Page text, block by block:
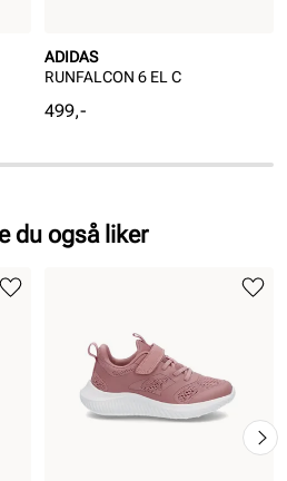
ADIDAS
RUNFALCON 6 EL C
Pris
499,-
du også liker